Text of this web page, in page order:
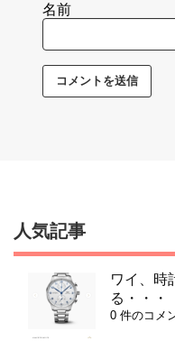
名前
人気記事
ワイ、時
る・・・
0 件のコメ